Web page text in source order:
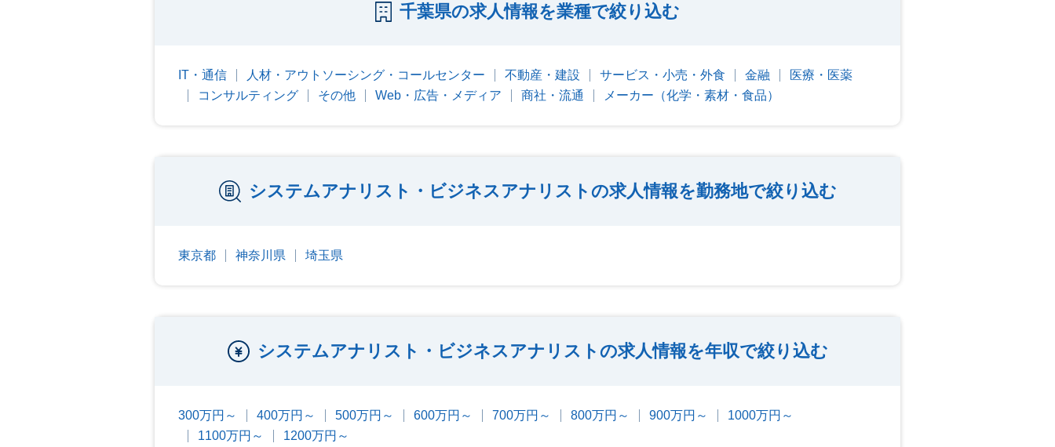
千葉県の求人情報を業種で絞り込む
IT・通信 人材・アウトソーシング・コールセンター 不動産・建設 サービス・小売・外食 金融
医療・医薬
コンサルティング
その他 Web・広告・メディア 商社・流通 メーカー（化学・素材・食品）
システムアナリスト・ビジネスアナリストの求人情報を勤務地で絞り込む
東京都 神奈川県 埼玉県
システムアナリスト・ビジネスアナリストの求人情報を年収で絞り込む
300万円～ 400万円～ 500万円～ 600万円～ 700万円～ 800万円～ 900万円～
1000万円～
1100万円～
1200万円～